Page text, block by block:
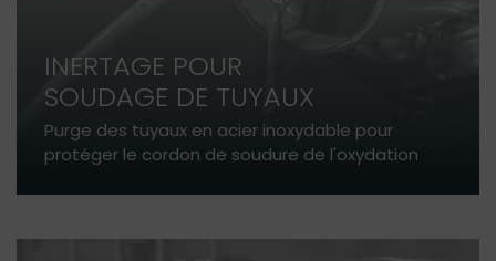
INERTAGE POUR
SOUDAGE DE TUYAUX
Purge des tuyaux en acier inoxydable pour
protéger le cordon de soudure de l'oxydation